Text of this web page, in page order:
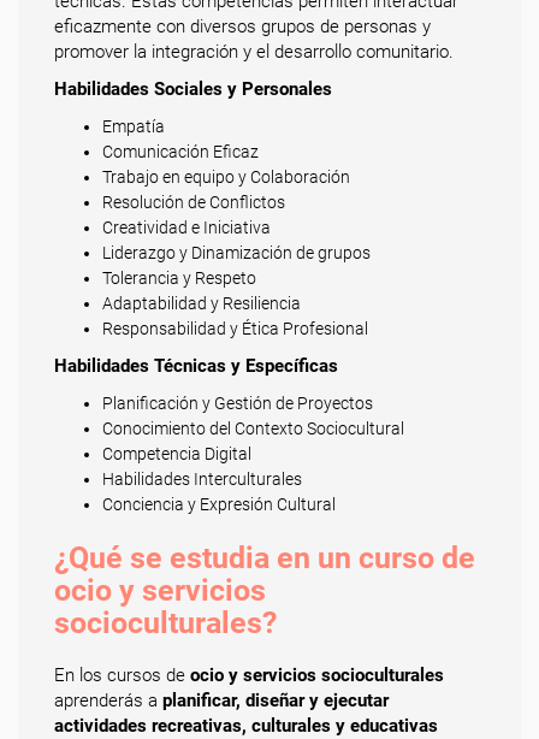
eficazmente con diversos grupos de personas y
promover la integración y el desarrollo comunitario.
Habilidades Sociales y Personales
Empatía
Comunicación Eficaz
Trabajo en equipo y Colaboración
Resolución de Conflictos
Creatividad e Iniciativa
Liderazgo y Dinamización de grupos
Tolerancia y Respeto
Adaptabilidad y Resiliencia
Responsabilidad y Ética Profesional
Habilidades Técnicas y Específicas
Planificación y Gestión de Proyectos
Conocimiento del Contexto Sociocultural
Competencia Digital
Habilidades Interculturales
Conciencia y Expresión Cultural
¿Qué se estudia en un curso de
ocio y servicios
socioculturales?
En los cursos de ocio y servicios socioculturales
aprenderás a planificar, diseñar y ejecutar
actividades recreativas, culturales y educativas